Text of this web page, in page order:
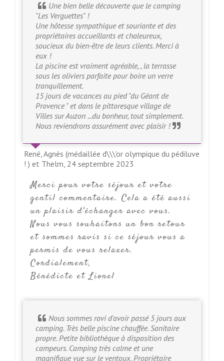
Une bien belle découverte que le camping
"Les Verguettes" !
Une hôtesse sympathique et souriante et des
propriétaires accueillants et chaleureux,
soucieux du bien-être de leurs clients. Merci à
eux !
La piscine est vraiment agréable, , la terrasse
sous les oliviers parfaite pour boire un verre
tranquillement.
15 jours de vacances au pied "du Géant de
Provence " et dans le pittoresque village de
Villes sur Auzon ...du bonheur, tout simplement.
Nous reviendrons assurément avec plaisir !
René, Agnès (médaillée d\\\'or olympique du pédiluve
! ) et Thelm, 24 septembre 2023
Merci pour votre séjour et votre
gentil commentaire. Cela a été aussi
un plaisir d'échanger avec vous.
Nous vous souhaitons un bon retour
et sommes ravis si ce séjour vous a
permis de vous relaxer.
Cordialement,
Bénédicte et Lionel
Nous sommes ravi d'avoir passé 5 jours aux
camping. Très belle piscine chauffée. Sanitaire
propre. Petite bibliothèque à disposition des
campeurs. Camping très calme et une
magnifique vue sur le ventoux. Propriétaire